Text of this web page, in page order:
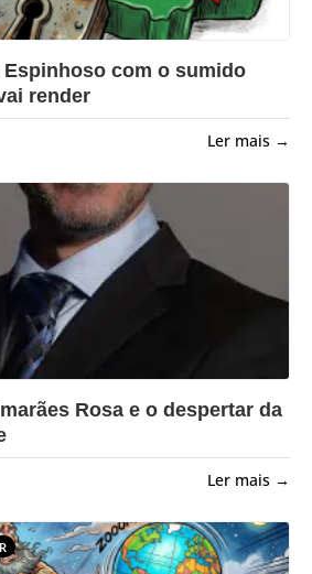
com o sumido
render
Ler mais →
Rosa e o despertar da
Ler mais →